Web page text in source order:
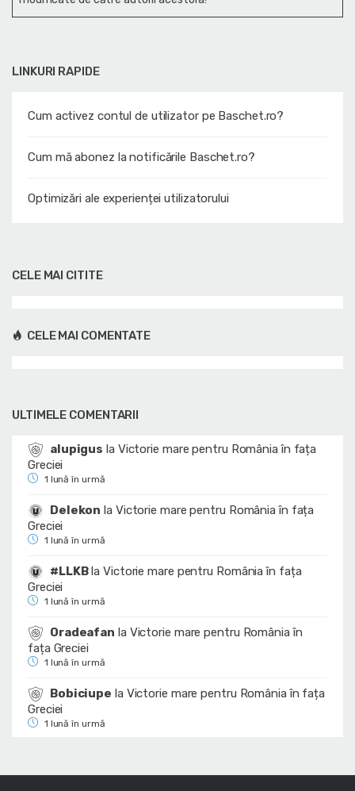
LINKURI RAPIDE
Cum activez contul de utilizator pe Baschet.ro?
Cum mă abonez la notificările Baschet.ro?
Optimizări ale experienței utilizatorului
CELE MAI CITITE
CELE MAI COMENTATE
ULTIMELE COMENTARII
alupigus la Victorie mare pentru România în fața
Greciei
1 lună în urmă
Delekon la Victorie mare pentru România în fața
Greciei
1 lună în urmă
#LLKBlaVictorie mare pentru România în fața
Greciei
1 lună în urmă
Oradeafan la Victorie mare pentru România în
fața Greciei
1 lună în urmă
Bobiciupe la Victorie mare pentru România în fața
Greciei
1 lună în urmă